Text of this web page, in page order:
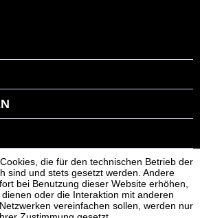
die für den technischen Betrieb der
sind und stets gesetzt werden. Andere
bei Benutzung dieser Website erhöhen,
oder die Interaktion mit anderen
vereinfachen sollen, werden nur